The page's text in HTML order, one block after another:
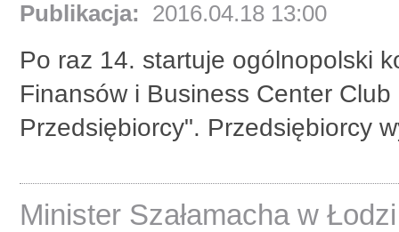
Publikacja: 2016.04.18 13:00
Po raz 14. startuje ogólnopolski
Finansów i Business Center
Przedsiębiorcy". Przedsiębiorcy
Minister Szałamacha w